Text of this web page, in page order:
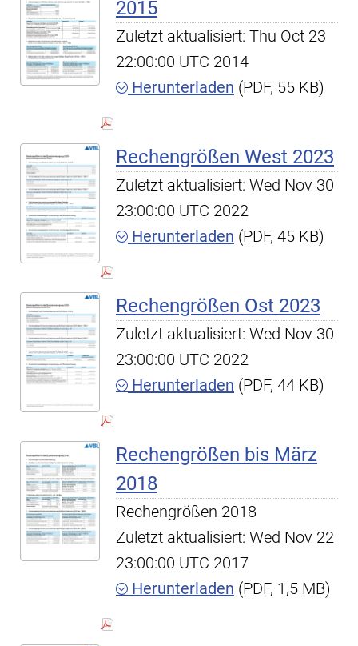
2015
Zuletzt aktualisiert: Thu Oct 23
22:00:00 UTC 2014
Herunterladen (PDF, 55 KB)
Rechengrößen West 2023
Zuletzt aktualisiert: Wed Nov 30
23:00:00 UTC 2022
Herunterladen (PDF, 45 KB)
Rechengrößen Ost 2023
Zuletzt aktualisiert: Wed Nov 30
23:00:00 UTC 2022
Herunterladen (PDF, 44 KB)
Rechengrößen bis März
2018
Rechengrößen 2018
Zuletzt aktualisiert: Wed Nov 22
23:00:00 UTC 2017
Herunterladen (PDF, 1,5 MB)